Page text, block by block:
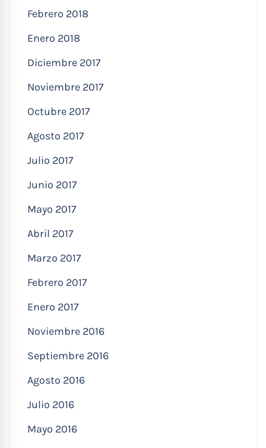
Febrero 2018
Enero 2018
Diciembre 2017
Noviembre 2017
Octubre 2017
Agosto 2017
Julio 2017
Junio 2017
Mayo 2017
Abril 2017
Marzo 2017
Febrero 2017
Enero 2017
Noviembre 2016
Septiembre 2016
Agosto 2016
Julio 2016
Mayo 2016